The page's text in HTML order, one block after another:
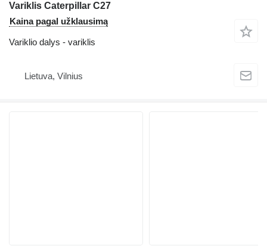
Variklis Caterpillar C27
Kaina pagal užklausimą
Variklio dalys - variklis
Lietuva, Vilnius